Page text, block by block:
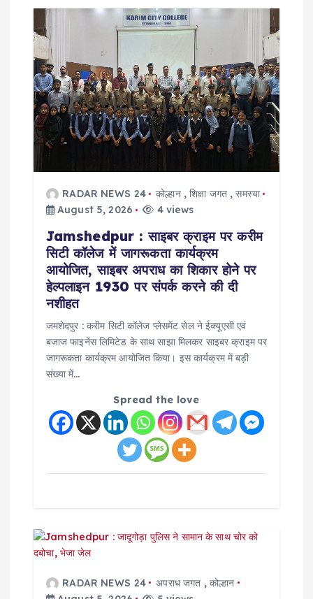
g
a
t
RADAR NEWS 24 कोल्हान,शिक्षा जगत,समस्या
August 5, 2026
4 views
Jamshedpur : साइबर क्राइम पर करीम
सिटी कॉलेज में जागरूकता कार्यक्रम
आयोजित, साइबर अपराध का शिकार होने पर
हेल्पलाइन 1930 पर संपर्क करने की दी
नशीहत
जमशेदपुर : करीम सिटी कॉलेज प्लेसमेंट सेल ने ईक्यूएसी एवं
बजाज फाइनेंस लिमिटेड के साथ साझा मिलकर साइबर क्राइम पर
जागरूकता कार्यक्रम आयोजित किया। इस कार्यक्रम में बड़ी
संख्या में…
Spread the love
RADAR NEWS 24 अपराध जगत , कोल्हान